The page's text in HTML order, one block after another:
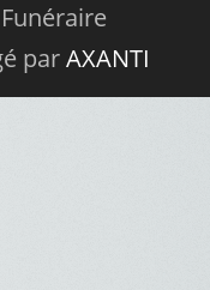
parAXANTI